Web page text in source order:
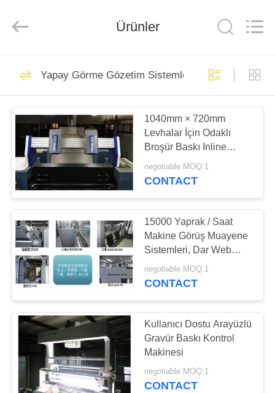
ÜRÜN:%
EXCEPTION
INVALID_FETCH
GETIP()
ERROR
FABRIKA
TURU
KALITE
KONTROL
Co.,Ltd.
Odak Kontrol
Makinesi
Baskı Kontrol
Makinesi
30
Etiket İnceleme
Makinesi
27
Ürünler
Yapay Görme Gözetim Sistemleri
1040mm × 720mm
Levhalar İçin Odaklı
Broşür Baskı Inline
Muayene Makinesi FS-
SWAN
negotiable MOQ:1
CONTACT
15000 Yaprak / Saat
Makine Görüş Muayene
Sistemleri, Dar Web
Muayene Sistemleri
negotiable MOQ:1
CONTACT
Kullanıcı Dostu Arayüzlü
Gravür Baskı Kontrol
Makinesi
negotiable MOQ:1
CONTACT